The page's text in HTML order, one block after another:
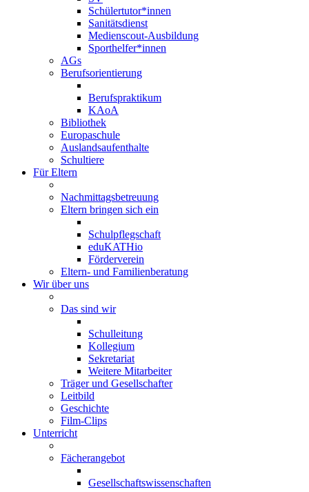
Schülertutor*innen
Sanitätsdienst
Medienscout-Ausbildung
Sporthelfer*innen
AGs
Berufsorientierung
Berufspraktikum
KAoA
Bibliothek
Europaschule
Auslandsaufenthalte
Schultiere
Für Eltern
Nachmittagsbetreuung
Eltern bringen sich ein
Schulpflegschaft
eduKATHio
Förderverein
Eltern- und Familienberatung
Wir über uns
Das sind wir
Schulleitung
Kollegium
Sekretariat
Weitere Mitarbeiter
Träger und Gesellschafter
Leitbild
Geschichte
Film-Clips
Unterricht
Fächerangebot
Gesellschaftswissenschaften